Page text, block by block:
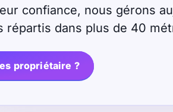
confiance, nous gérons
répartis dans plus de 40
propriétaire ?